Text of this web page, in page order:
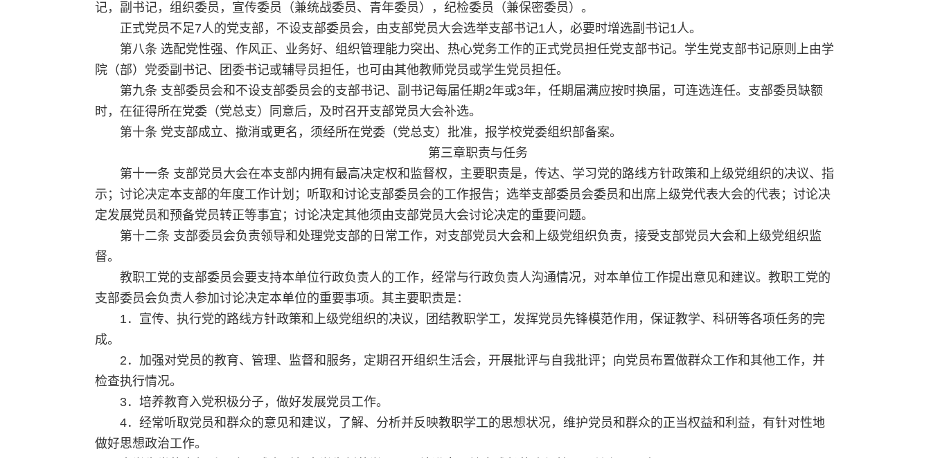
记，副书记，组织委员，宣传委员（兼统战委员、青年委员），纪检委员（兼保密委员）。
正式党员不足7人的党支部，不设支部委员会，由支部党员大会选举支部书记1人，必要时增选副书记1人。
第八条 选配党性强、作风正、业务好、组织管理能力突出、热心党务工作的正式党员担任党支部书记。学生党支部书记原则上由学
院（部）党委副书记、团委书记或辅导员担任，也可由其他教师党员或学生党员担任。
第九条 支部委员会和不设支部委员会的支部书记、副书记每届任期2年或3年，任期届满应按时换届，可连选连任。支部委员缺额
时，在征得所在党委（党总支）同意后，及时召开支部党员大会补选。
第十条 党支部成立、撤消或更名，须经所在党委（党总支）批准，报学校党委组织部备案。
第三章职责与任务
第十一条 支部党员大会在本支部内拥有最高决定权和监督权，主要职责是，传达、学习党的路线方针政策和上级党组织的决议、指
示；讨论决定本支部的年度工作计划；听取和讨论支部委员会的工作报告；选举支部委员会委员和出席上级党代表大会的代表；讨论决
定发展党员和预备党员转正等事宜；讨论决定其他须由支部党员大会讨论决定的重要问题。
第十二条 支部委员会负责领导和处理党支部的日常工作，对支部党员大会和上级党组织负责，接受支部党员大会和上级党组织监
督。
教职工党的支部委员会要支持本单位行政负责人的工作，经常与行政负责人沟通情况，对本单位工作提出意见和建议。教职工党的
支部委员会负责人参加讨论决定本单位的重要事项。其主要职责是：
1．宣传、执行党的路线方针政策和上级党组织的决议，团结教职学工，发挥党员先锋模范作用，保证教学、科研等各项任务的完
成。
2．加强对党员的教育、管理、监督和服务，定期召开组织生活会，开展批评与自我批评；向党员布置做群众工作和其他工作，并
检查执行情况。
3．培养教育入党积极分子，做好发展党员工作。
4．经常听取党员和群众的意见和建议，了解、分析并反映教职学工的思想状况，维护党员和群众的正当权益和利益，有针对性地
做好思想政治工作。